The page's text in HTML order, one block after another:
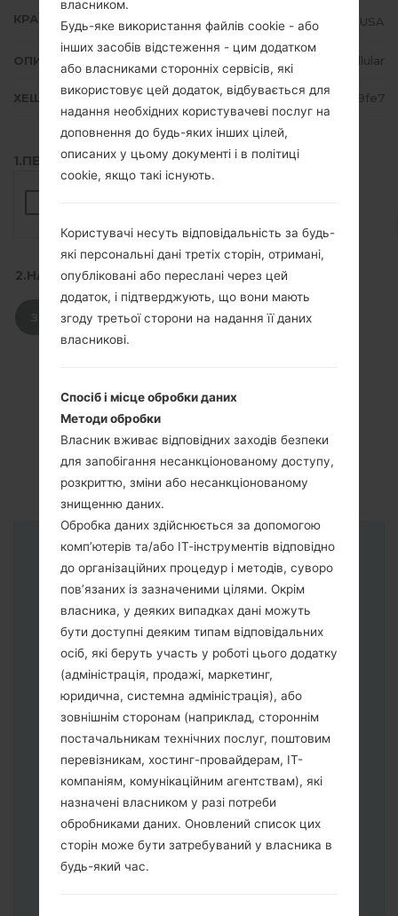
КРАЇНА USA
ОПИС US Cellular
ХЕШ 47b6e0f98e9e1fed812e742702609fe7
1.ПЕРЕВІРТИ НАЯВНІСТЬ RECAPTCHA
2.НАТИСНІТЬ, ЩОБ ЗАВАНТАЖИТИ
ЗАВАНТАЖИТИ
Інструкції
Завантажте на свій ПК:Odin 3.
Далі завантажте та розпакуйте файл
власником.
Будь-яке використання файлів cookie - або
інших засобів відстеження - цим додатком
або власниками сторонніх сервісів, які
використовує цей додаток, відбувається для
надання необхідних користувачеві послуг на
доповнення до будь-яких інших цілей,
описаних у цьому документі і в політиці
cookie, якщо такі існують.
Користувачі несуть відповідальність за будь-
які персональні дані третіх сторін, отримані,
опубліковані або переслані через цей
додаток, і підтверджують, що вони мають
згоду третьої сторони на надання її даних
власникові.
Спосіб і місце обробки даних
Методи обробки
Власник вживає відповідних заходів безпеки
для запобігання несанкціонованому доступу,
розкриттю, зміни або несанкціонованому
знищенню даних.
Обробка даних здійснюється за допомогою
комп’ютерів та/або ІТ-інструментів відповідно
до організаційних процедур і методів, суворо
пов’язаних із зазначеними цілями. Окрім
власника, у деяких випадках дані можуть
бути доступні деяким типам відповідальних
осіб, які беруть участь у роботі цього додатку
(адміністрація, продажі, маркетинг,
юридична, системна адміністрація), або
зовнішнім сторонам (наприклад, стороннім
постачальникам технічних послуг, поштовим
перевізникам, хостинг-провайдерам, ІТ-
компаніям, комунікаційним агентствам), які
назначені власником у разі потреби
обробниками даних. Оновлений список цих
сторін може бути затребуваний у власника в
будь-який час.